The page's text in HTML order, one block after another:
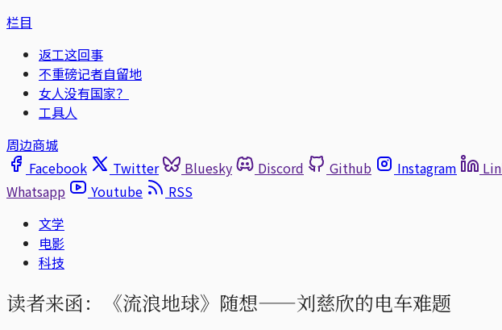
栏目
返工这回事
不重磅记者自留地
女人没有国家？
工具人
周边商城
Facebook
Twitter Bluesky Discord Github Instagram
Whatsapp
Youtube
RSS
文学
电影
科技
读者来函：《流浪地球》随想——刘慈欣的电车难题